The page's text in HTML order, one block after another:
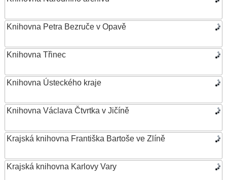
Knihovna Petra Bezruče v Opavě
Knihovna Třinec
Knihovna Ústeckého kraje
Knihovna Václava Čtvrtka v Jičíně
Krajská knihovna Františka Bartoše ve Zlíně
Krajská knihovna Karlovy Vary